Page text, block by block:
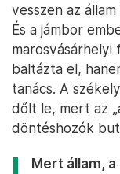
vesszen az
És a jámbor
marosvásárhelyi
baltázta el,
tanács. A
dőlt le, mert az
döntéshozók
Mert állam,